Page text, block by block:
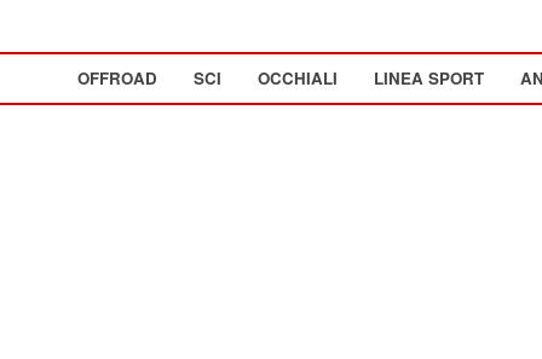
OFFROAD SCI OCCHIALI LINEA SPORT